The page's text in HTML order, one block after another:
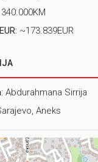
340.000KM
~173.839EUR
Abdurahmana Sirrija
Aneks